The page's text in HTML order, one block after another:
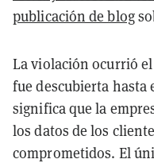
publicación de blog
La violación ocurrió el
fue descubierta hasta
significa que la
los datos de los
comprometidos. El